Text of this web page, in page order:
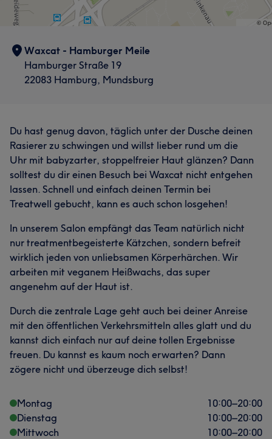
Waxcat - Hamburger Meile
Hamburger Straße 19
22083 Hamburg, Mundsburg
Du hast genug davon, täglich unter der Dusche deinen
Rasierer zu schwingen und willst lieber rund um die
Uhr mit babyzarter, stoppelfreier Haut glänzen? Dann
solltest du dir einen Besuch bei Waxcat nicht entgehen
lassen. Schnell und einfach deinen Termin bei
Treatwell gebucht, kann es auch schon losgehen!
In unserem Salon empfängt das Team natürlich nicht
nur treatmentbegeisterte Kätzchen, sondern befreit
wirklich jeden von unliebsamen Körperhärchen. Wir
arbeiten mit veganem Heißwachs, das super
angenehm auf der Haut ist.
Durch die zentrale Lage geht auch bei deiner Anreise
mit den öffentlichen Verkehrsmitteln alles glatt und du
kannst dich einfach nur auf deine tollen Ergebnisse
freuen. Du kannst es kaum noch erwarten? Dann
zögere nicht und überzeuge dich selbst!
Montag 10:00–20:00
Dienstag
10:00–20:00
Mittwoch
10:00–20:00